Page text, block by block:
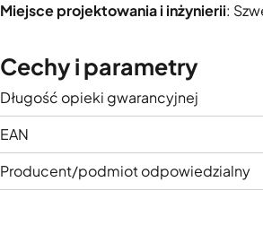
Miejsce projektowania i inżynierii:
Cechy i parametry
Długość opieki gwarancyjnej
EAN
Producent/podmiot odpowiedzialny